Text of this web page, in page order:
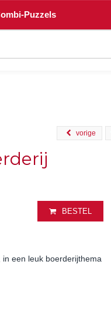
Puzzels
vorige
BESTEL
een leuk boerderijthema